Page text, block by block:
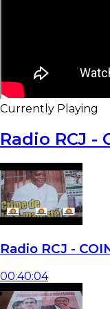
Currently Playing
Radio RCJ -
Radio RCJ -
00:40:04